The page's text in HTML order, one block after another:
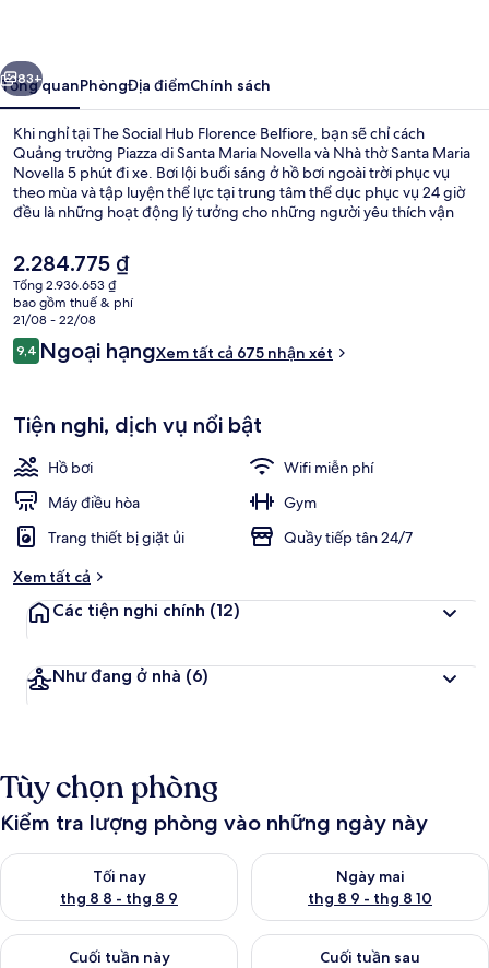
Belfiore
Tiếp
83+
Tổng quanPhòngĐịa điểmChính sách
Khi nghỉ tại The Social Hub Florence Belfiore, bạn sẽ chỉ cách
Quảng trường Piazza di Santa Maria Novella và Nhà thờ Santa Maria
Novella 5 phút đi xe. Bơi lội buổi sáng ở hồ bơi ngoài trời phục vụ
theo mùa và tập luyện thể lực tại trung tâm thể dục phục vụ 24 giờ
đều là những hoạt động lý tưởng cho những người yêu thích vận
Florence chỉ cách nơi đây 5 phút đi xe. Dịch vụ giao thông công
cộng chỉ cách một quãng đi bộ ngắn: cách Trạm xe điện Belfiore vài
bước chân và Trạm xe điện Fratelli Rosselli 6 phút.
Giá
hiện
tại
là
2.284.775 ₫
2.284.775 ₫
Tổng 2.936.653 ₫
bao gồm thuế & phí
21/08 - 22/08
Nhận
xét
9,49,4 trên 10,
Ngoại hạngXem tất cả 675 nhận xét
Tiện nghi, dịch vụ nổi bật
Hồ bơi
Wifi miễn phí
Máy điều hòa
Gym
Trang thiết bị giặt ủi
Quầy tiếp tân 24/7
Xem tất cả
Các tiện nghi chính (12)
Như đang ở nhà (6)
Tùy chọn phòng
Kiểm tra lượng phòng vào những ngày này
Tối nay
thg 8 8 - thg 8 9
Kiểm tra lượng phòng tối nay từ thg 8 8 - thg 8 9
Ngày mai
thg 8 9 - thg 8 10
Kiểm tra lượng phòng ngày
Cuối tuần này
Kiểm tra lượng phòng cuối tuần này từ thg 8 14 - thg 8 16
Cuối tuần sau
Kiểm tra lượng phòng cuối